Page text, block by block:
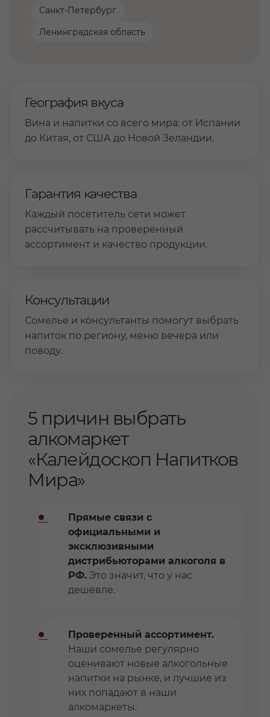
Санкт-Петербург
Ленинградская область
География вкуса
Вина и напитки со всего мира: от Испании
до Китая, от США до Новой Зеландии.
Гарантия качества
Каждый посетитель сети может
рассчитывать на проверенный
ассортимент и качество продукции.
Консультации
Сомелье и консультанты помогут выбрать
напиток по региону, меню вечера или
поводу.
5 причин выбрать
алкомаркет
«Калейдоскоп Напитков
Мира»
Прямые связи с
официальными и
эксклюзивными
дистрибьюторами алкоголя в
РФ. Это значит, что у нас
дешевле.
Проверенный ассортимент.
Наши сомелье регулярно
оценивают новые алкогольные
напитки на рынке, и лучшие из
них попадают в наши
алкомаркеты.